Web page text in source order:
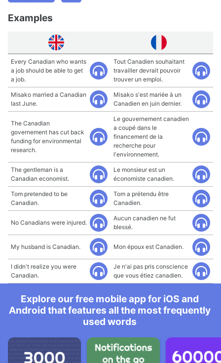
Examples
Every Canadian who wants
a job should be able to get
a job.
Tout Canadien souhaitant
travailler devrait pouvoir
trouver un emploi.
Misako married a Canadian
last June.
Misako s'est mariée à un
Canadien en juin dernier.
The Canadian
governement has cut back
funding for environmental
research.
Le gouvernement canadien
a coupé dans le
financement de la
recherche pour
l'environnement.
The gentleman is a
Canadian economist.
Le monsieur est un
économiste canadien.
Tom pretended to be
Canadian.
Tom a prétendu être
Canadien.
No Canadians were injured.
Aucun canadien ne fut
blessé.
My husband is Canadian. Mon époux est Canadien.
I didn't realize you were
Canadian.
Je n'ai pas pris conscience
que vous étiez canadien.
Explore our free mobile app for iOS and
Android that features all the most frequently
used words